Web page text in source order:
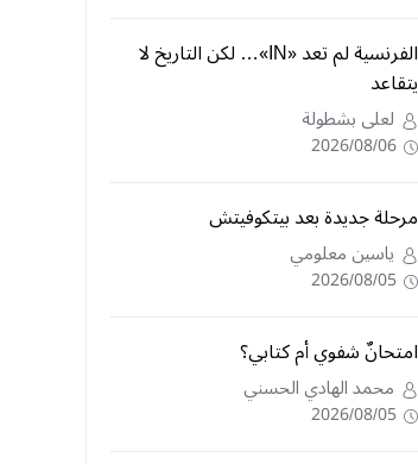
الفرنسية لم تعد «IN»… لكن التاريخ لا
يتقاعد
لعلى بشطولة
2026/08/06
مرحلة جديدة بعد بيتكوفيتش
ياسين معلومي
2026/08/05
امتحانٌ شفوي أم كتابي؟
محمد الهادي الحسني
2026/08/05